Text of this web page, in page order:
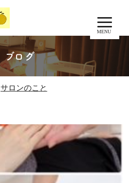
MENU
ブログ
サロンのこと